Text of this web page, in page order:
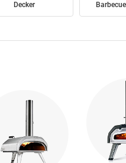
Decker